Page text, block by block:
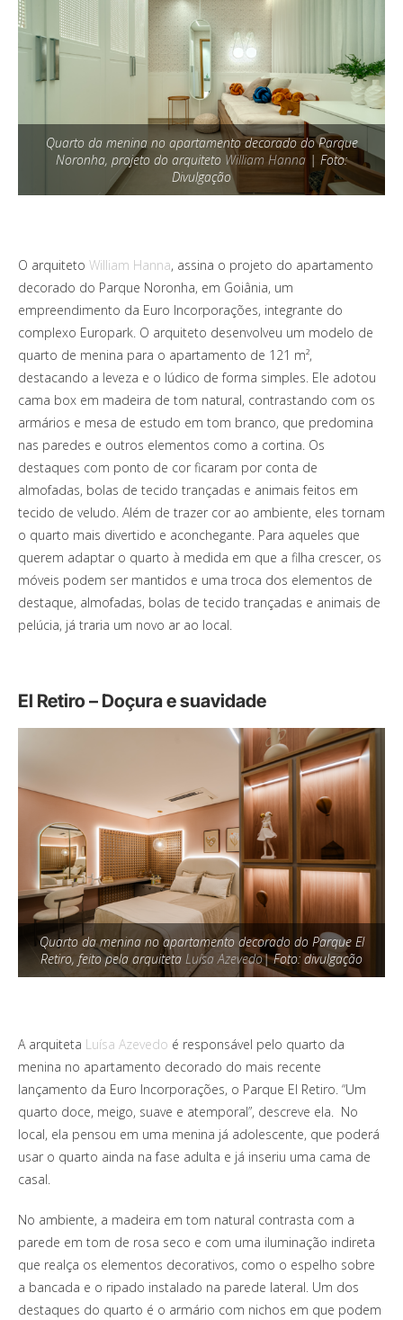
Quarto da menina no apartamento decorado do Parque
Noronha, projeto do arquiteto William Hanna | Foto:
Divulgação
O arquiteto William Hanna, assina o projeto do apartamento
decorado do Parque Noronha, em Goiânia, um
empreendimento da Euro Incorporações, integrante do
complexo Europark. O arquiteto desenvolveu um modelo de
quarto de menina para o apartamento de 121 m²,
destacando a leveza e o lúdico de forma simples. Ele adotou
cama box em madeira de tom natural, contrastando com os
armários e mesa de estudo em tom branco, que predomina
nas paredes e outros elementos como a cortina. Os
destaques com ponto de cor ficaram por conta de
almofadas, bolas de tecido trançadas e animais feitos em
tecido de veludo. Além de trazer cor ao ambiente, eles tornam
o quarto mais divertido e aconchegante. Para aqueles que
querem adaptar o quarto à medida em que a filha crescer, os
móveis podem ser mantidos e uma troca dos elementos de
destaque, almofadas, bolas de tecido trançadas e animais de
pelúcia, já traria um novo ar ao local.
El Retiro – Doçura e suavidade
Quarto da menina no apartamento decorado do Parque El
Retiro, feito pela arquiteta Luísa Azevedo| Foto: divulgação
A arquiteta Luísa Azevedo é responsável pelo quarto da
menina no apartamento decorado do mais recente
lançamento da Euro Incorporações, o Parque El Retiro. “Um
quarto doce, meigo, suave e atemporal”, descreve ela. No
local, ela pensou em uma menina já adolescente, que poderá
usar o quarto ainda na fase adulta e já inseriu uma cama de
casal.
No ambiente, a madeira em tom natural contrasta com a
parede em tom de rosa seco e com uma iluminação indireta
que realça os elementos decorativos, como o espelho sobre
a bancada e o ripado instalado na parede lateral. Um dos
destaques do quarto é o armário com nichos em que podem